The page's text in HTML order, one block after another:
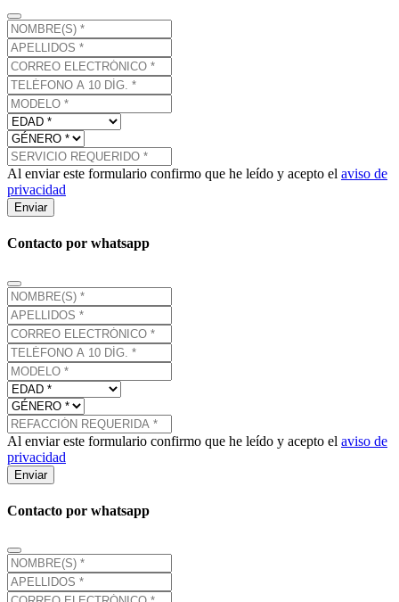
Al enviar este formulario confirmo que he leído y acepto el aviso de
privacidad
Enviar
Contacto por whatsapp
Al enviar este formulario confirmo que he leído y acepto el aviso de
privacidad
Enviar
Contacto por whatsapp